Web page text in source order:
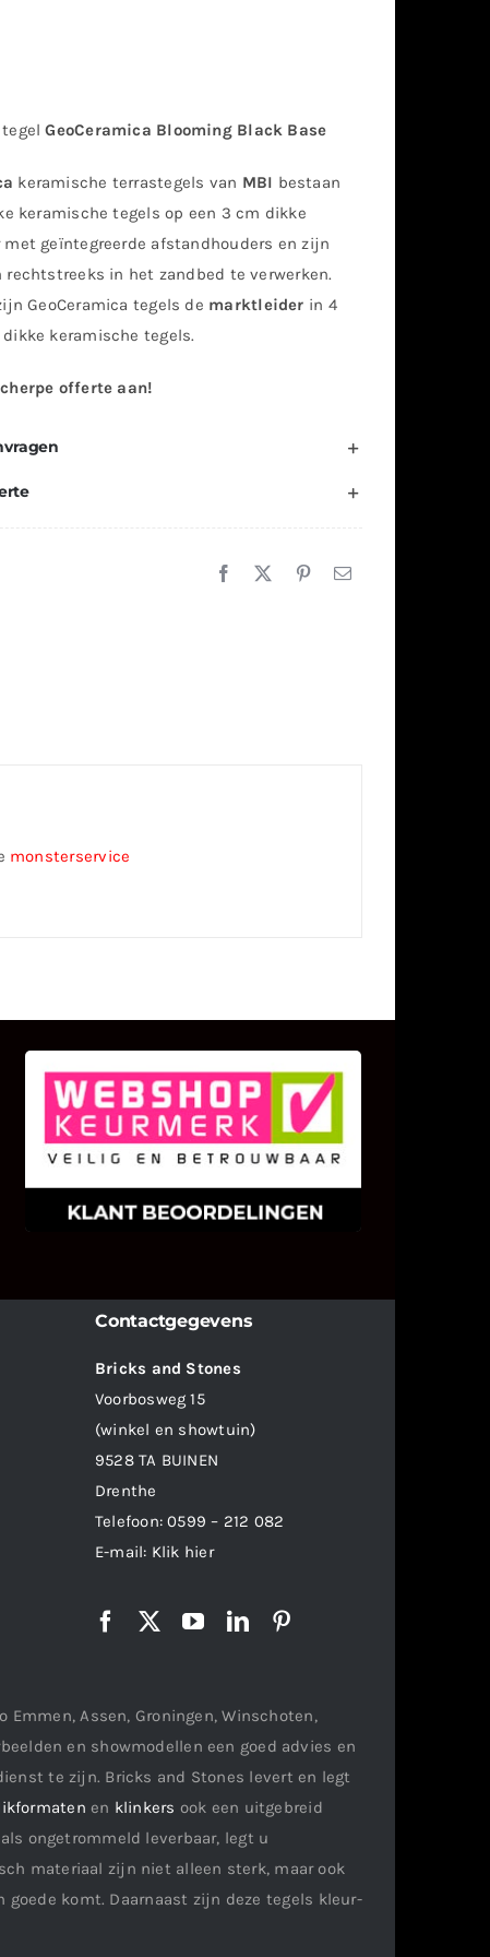
tegelGeoCeramica Blooming Black Base
keramische terrastegels van MBI bestaan
keramische tegels op een 3 cm dikke
met geïntegreerde afstandhouders en zijn
rechtstreeks in het zandbed te verwerken.
GeoCeramica tegels de marktleider in 4
keramische tegels.
offerte aan!
monsterservice
KLANT BEOORDELINGEN
We zijn er zeer op gesteld om te
weten wat u als klant van ons en
onze diensten vindt.
Contactgegevens
Bricks and Stones
Voorbosweg 15
(winkel en showtuin)
9528 TA BUINEN
Drenthe
Telefoon:0599 – 212 082
E-mail: Klik hier
Assen, Groningen, Winschoten,
en showmodellen een goed advies en
te zijn. Bricks and Stones levert en legt
en klinkers ook een uitgebreid
ongetrommeld leverbaar, legt u
materiaal zijn niet alleen sterk, maar ook
komt. Daarnaast zijn deze tegels kleur-